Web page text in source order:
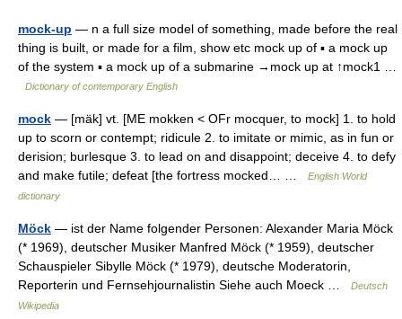
mock-up — n a full size model of something, made before the real
thing is built, or made for a film, show etc mock up of ▪ a mock up
of the system ▪ a mock up of a submarine →mock up at ↑mock1 …
Dictionary of contemporary English
mock — [mäk] vt. [ME mokken < OFr mocquer, to mock] 1. to hold
up to scorn or contempt; ridicule 2. to imitate or mimic, as in fun or
derision; burlesque 3. to lead on and disappoint; deceive 4. to defy
and make futile; defeat [the fortress mocked… …
English World
dictionary
Möck — ist der Name folgender Personen: Alexander Maria Möck
(* 1969), deutscher Musiker Manfred Möck (* 1959), deutscher
Schauspieler Sibylle Möck (* 1979), deutsche Moderatorin,
Reporterin und Fernsehjournalistin Siehe auch Moeck …
Deutsch
Wikipedia